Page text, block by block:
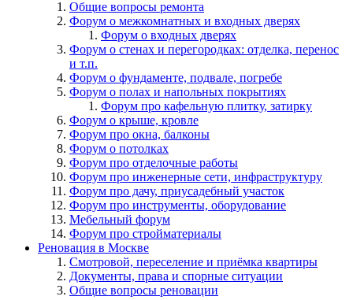
Общие вопросы ремонта
Форум о межкомнатных и входных дверях
Форум о входных дверях
Форум о стенах и перегородках: отделка, перенос
и т.п.
Форум о фундаменте, подвале, погребе
Форум о полах и напольных покрытиях
Форум про кафельную плитку, затирку
Форум о крыше, кровле
Форум про окна, балконы
Форум о потолках
Форум про отделочные работы
Форум про инженерные сети, инфраструктуру
Форум про дачу, приусадебный участок
Форум про инструменты, оборудование
Мебельный форум
Форум про стройматериалы
Реновация в Москве
Смотровой, переселение и приёмка квартиры
Документы, права и спорные ситуации
Общие вопросы реновации